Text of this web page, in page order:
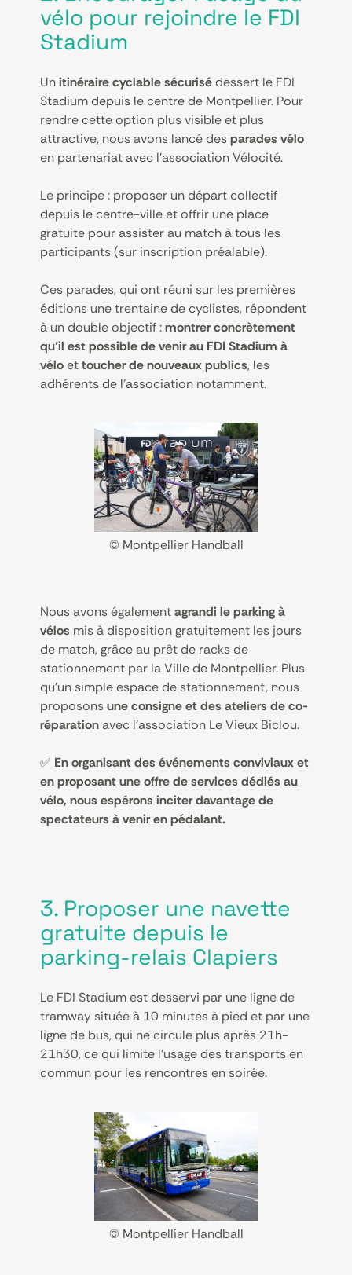
vélo pour rejoindre le FDI
Stadium
Unitinéraire cyclable sécurisédessert le FDI
Stadium depuis le centre de Montpellier. Pour
rendre cette option plus visible et plus
attractive, nous avons lancé desparades vélo
en partenariat avec l’association Vélocité.
Le principe : proposer un départ collectif
depuis le centre-ville et offrir une place
gratuite pour assister au match à tous les
participants (sur inscription préalable).
Ces parades, qui ont réuni sur les premières
éditions une trentaine de cyclistes, répondent
à un double objectif :montrer concrètement
qu’il est possible de venir au FDI Stadium à
véloettoucher de nouveaux publics, les
adhérents de l’association notamment.
© Montpellier Handball
Nous avons égalementagrandi le parking à
vélos mis à disposition gratuitement les jours
de match, grâce au prêt de racks de
stationnement par la Ville de Montpellier. Plus
qu’un simple espace de stationnement, nous
proposonsune consigne et des ateliers de co-
réparationavec l’association Le Vieux Biclou.
✅ En organisant des événements conviviaux et
en proposant une offre de services dédiés au
vélo, nous espérons inciter davantage de
spectateurs à venir en pédalant.
3. Proposer une navette
gratuite depuis le
parking-relais Clapiers
Le FDI Stadium est desservi par une ligne de
tramway située à 10 minutes à pied et par une
ligne de bus, qui ne circule plus après 21h-
21h30, ce qui limite l’usage des transports en
commun pour les rencontres en soirée.
© Montpellier Handball